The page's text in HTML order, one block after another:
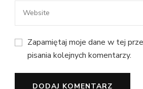
Zapamiętaj moje dane w tej
pisania kolejnych komentarzy.